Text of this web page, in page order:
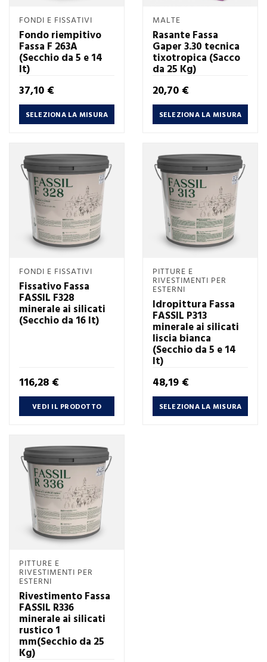
FONDI E FISSATIVI
Fondo riempitivo
Fassa F 263A
(Secchio da 5 e 14
lt)
Prezzo
37,10 €
SELEZIONA LA MISURA
MALTE
Rasante Fassa
Gaper 3.30 tecnica
tixotropica (Sacco
da 25 Kg)
Prezzo
20,70 €
SELEZIONA LA MISURA
FONDI E FISSATIVI
Fissativo Fassa
FASSIL F328
minerale ai silicati
(Secchio da 16 lt)
Prezzo
116,28 €
VEDI IL PRODOTTO
PITTURE E
RIVESTIMENTI PER
ESTERNI
Idropittura Fassa
FASSIL P313
minerale ai silicati
liscia bianca
(Secchio da 5 e 14
lt)
Prezzo
48,19 €
SELEZIONA LA MISURA
PITTURE E
RIVESTIMENTI PER
ESTERNI
Rivestimento Fassa
FASSIL R336
minerale ai silicati
rustico 1
mm(Secchio da 25
Kg)